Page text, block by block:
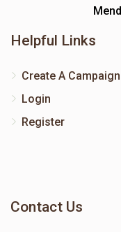
Helpful Links
Create A Campaign
Login
Register
Contact Us